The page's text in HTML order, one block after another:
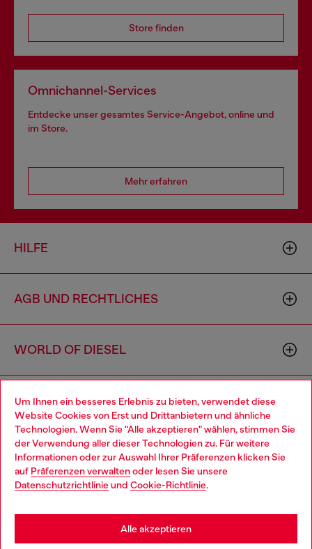
Um Ihnen ein besseres Erlebnis zu bieten, verwendet diese
Website Cookies von Erst und Drittanbietern und ähnliche
Technologien. Wenn Sie "Alle akzeptieren" wählen, stimmen Sie
der Verwendung aller dieser Technologien zu. Für weitere
Informationen oder zur Auswahl Ihrer Präferenzen klicken Sie
auf Präferenzen verwaltenoder lesen Sie unsere
Datenschutzrichtlinieund Cookie-Richtlinie.
Alle akzeptieren
Store finden
Omnichannel-Services
Entdecke unser gesamtes Service-Angebot, online und
im Store.
Mehr erfahren
HILFE
AGB UND RECHTLICHES
WORLD OF DIESEL
CORPORATE
Country: DE Language: DE
Choose your location
You are currently browsing Deutschland website, but it seems
you may be based in United States